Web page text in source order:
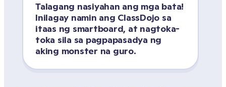
Talagang nasiyahan ang mga bata!
Inilagay namin ang ClassDojo sa
itaas ng smartboard, at nagtoka-
toka sila sa pagpapasadya ng
aking monster na guro.